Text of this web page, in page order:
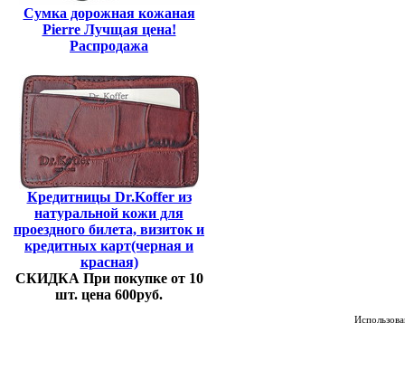
Сумка дорожная кожаная
Pierre Лучщая цена!
Распродажа
Кредитницы Dr.Koffer из
натуральной кожи для
проездного билета, визиток и
кредитных карт(черная и
красная)
СКИДКА При покупке от 10
шт. цена 600руб.